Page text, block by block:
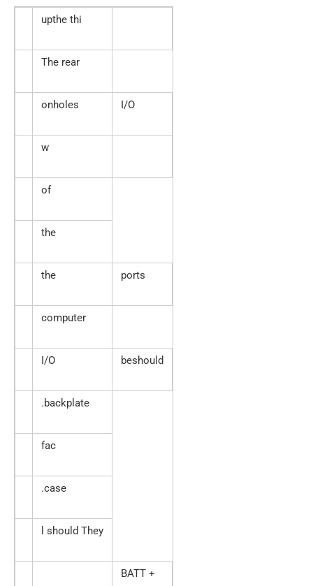
upthe thi
The rear
onholes I/O
w
of
the
the ports
computer
I/O beshould
.backplate
fac
.case
l should They
BATT +